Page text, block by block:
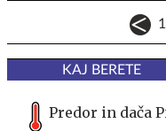
1
KAJ BERETE
Predor in dača